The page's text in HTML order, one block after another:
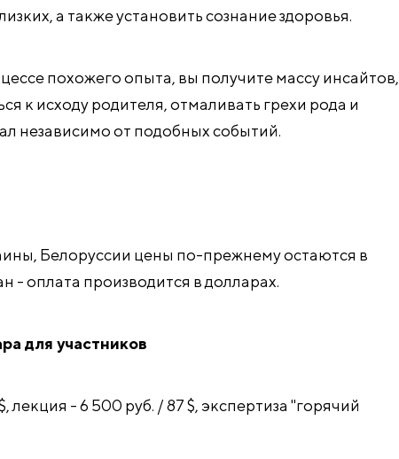
а также установить сознание здоровья.
похожего опыта, вы получите массу инсайтов,
к исходу родителя, отмаливать грехи рода и
независимо от подобных событий.
Белоруссии цены по-прежнему остаются в
- оплата производится в долларах.
для участников
лекция - 6 500 руб. / 87 $, экспертиза "горячий